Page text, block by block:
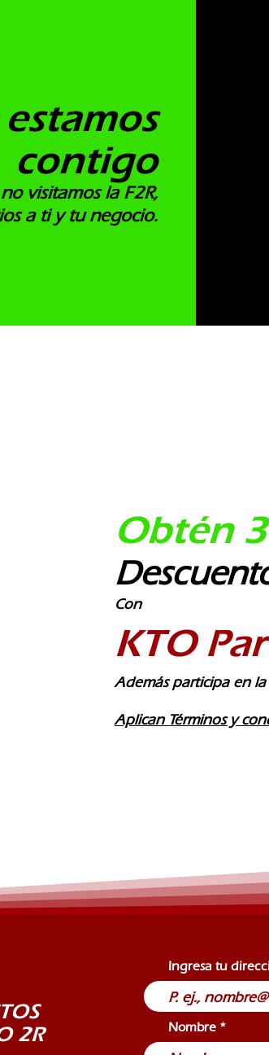
contigo
visitamos la F2R,
a ti y tu negocio.
Obtén
KTO
Con
Además participa en la
Aplican Términos y
2R
Ingresa tu
Nombre